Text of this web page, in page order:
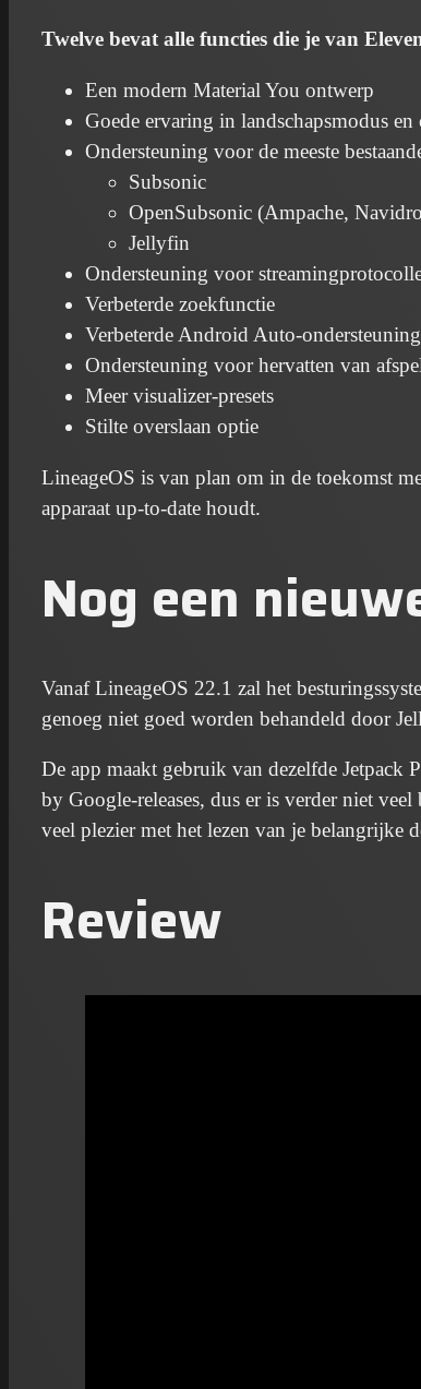
Twelve bevat alle functies die je van
Een modern Material You ontwerp
Goede ervaring in landschapsmodus en
Ondersteuning voor de meeste
Subsonic
OpenSubsonic (Ampache,
Jellyfin
Ondersteuning voor
Verbeterde zoekfunctie
Verbeterde Android Auto-ondersteuning
Ondersteuning voor hervatten van
Meer visualizer-presets
Stilte overslaan optie
LineageOS is van plan om in de toekomst
apparaat up-to-date houdt.
Nog een
Vanaf LineageOS 22.1 zal het
genoeg niet goed worden behandeld door
De app maakt gebruik van dezelfde
by Google-releases, dus er is verder niet
veel plezier met het lezen van je belangrijke
Review